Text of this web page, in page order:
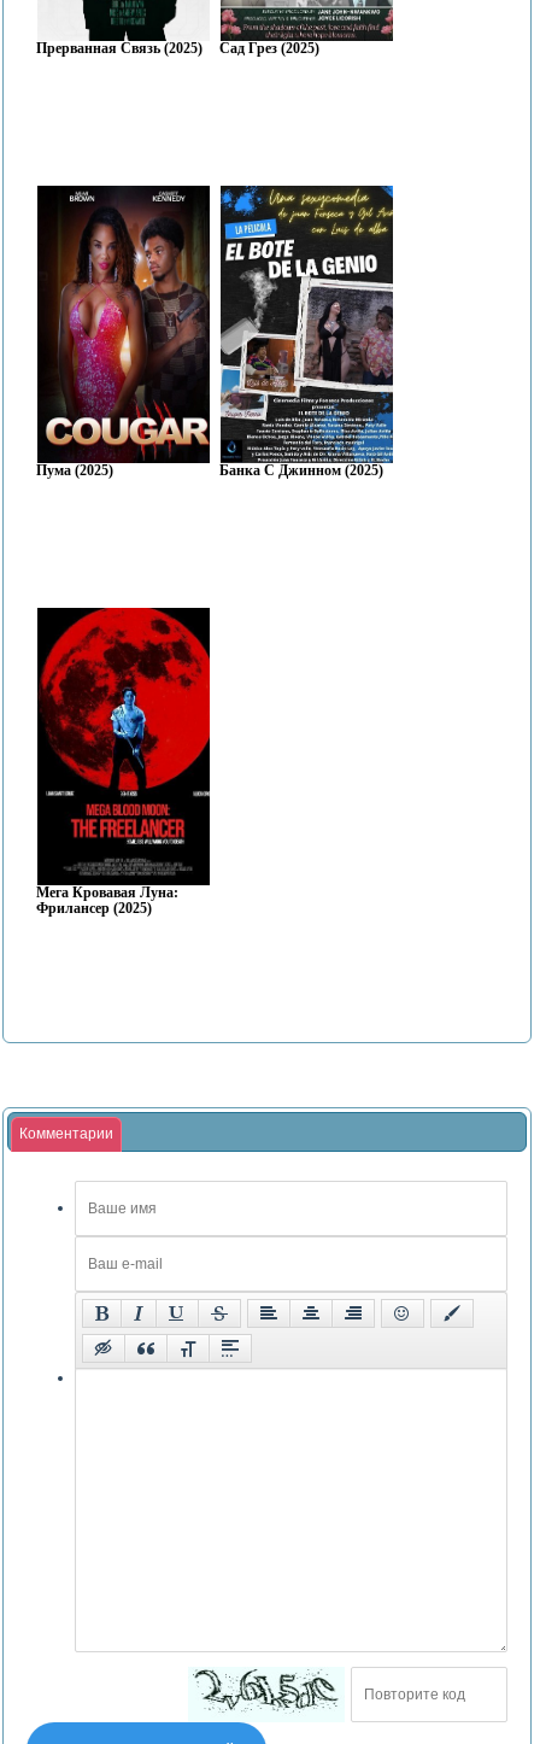
Прерванная Связь (2025) Сад Грез (2025)
Пума (2025) Банка С Джинном (2025)
Мега Кровавая Луна:
Фрилансер (2025)
Комментарии